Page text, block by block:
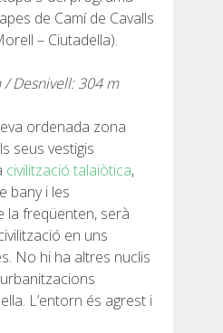
de Camí de Cavalls
– Ciutadella).
/ Desnivell: 304 m
ordenada zona
seus vestigis
civilització talaiòtica,
bany i les
la freqüenten, serà
en uns
No hi ha altres nuclis
L’entorn és agrest i